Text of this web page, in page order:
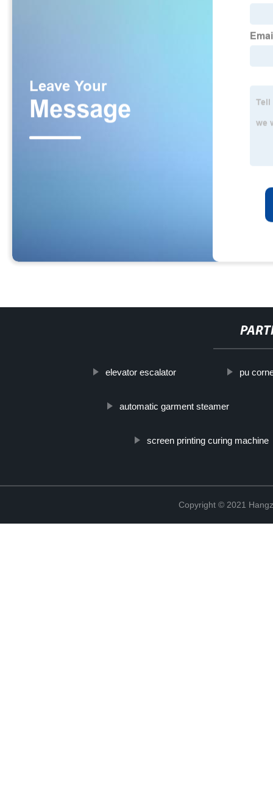
elevator escalator pu
automatic garment steamer
screen printing curing machine
Copyright © 2021